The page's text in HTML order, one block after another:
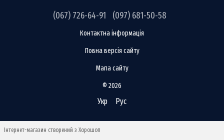
(067) 726-64-91 (097) 681-50-58
Контактна інформація
Повна версія сайту
Мапа сайту
© 2026
Укр Рус
Інтернет-магазин створений з Хорошоп